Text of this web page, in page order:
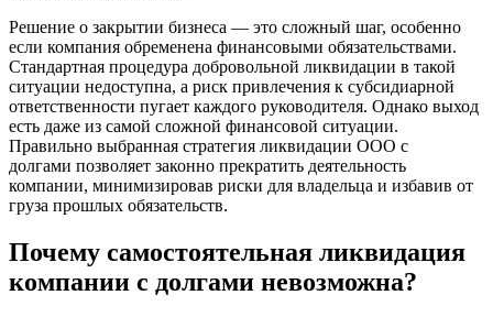
Решение о закрытии бизнеса — это сложный шаг, особенно
если компания обременена финансовыми обязательствами.
Стандартная процедура добровольной ликвидации в такой
ситуации недоступна, а риск привлечения к субсидиарной
ответственности пугает каждого руководителя. Однако выход
есть даже из самой сложной финансовой ситуации.
Правильно выбранная стратегия ликвидации ООО с
долгами позволяет законно прекратить деятельность
компании, минимизировав риски для владельца и избавив от
груза прошлых обязательств.
Почему самостоятельная ликвидация
компании с долгами невозможна?